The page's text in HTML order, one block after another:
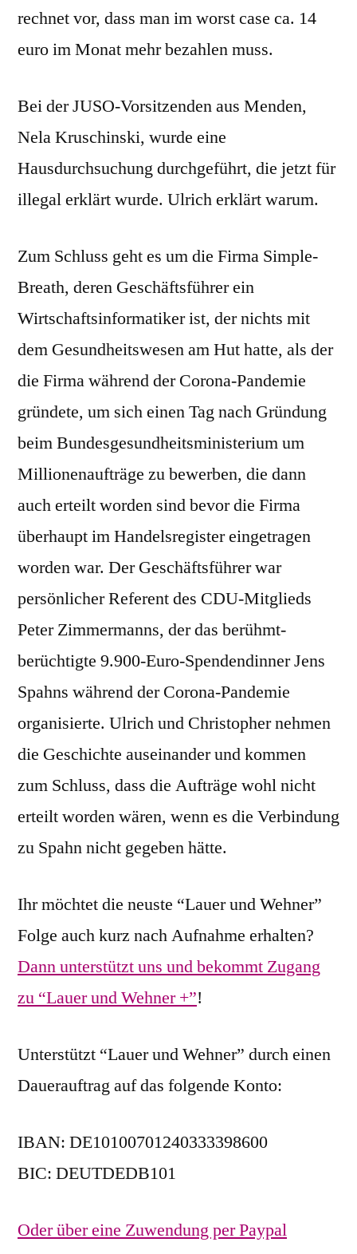
rechnet vor, dass man im worst case ca. 14
euro im Monat mehr bezahlen muss.
Bei der JUSO-Vorsitzenden aus Menden,
Nela Kruschinski, wurde eine
Hausdurchsuchung durchgeführt, die jetzt für
illegal erklärt wurde. Ulrich erklärt warum.
Zum Schluss geht es um die Firma Simple-
Breath, deren Geschäftsführer ein
Wirtschaftsinformatiker ist, der nichts mit
dem Gesundheitswesen am Hut hatte, als der
die Firma während der Corona-Pandemie
gründete, um sich einen Tag nach Gründung
beim Bundesgesundheitsministerium um
Millionenaufträge zu bewerben, die dann
auch erteilt worden sind bevor die Firma
überhaupt im Handelsregister eingetragen
worden war. Der Geschäftsführer war
persönlicher Referent des CDU-Mitglieds
Peter Zimmermanns, der das berühmt-
berüchtigte 9.900-Euro-Spendendinner Jens
Spahns während der Corona-Pandemie
organisierte. Ulrich und Christopher nehmen
die Geschichte auseinander und kommen
zum Schluss, dass die Aufträge wohl nicht
erteilt worden wären, wenn es die Verbindung
zu Spahn nicht gegeben hätte.
Ihr möchtet die neuste “Lauer und Wehner”
Folge auch kurz nach Aufnahme erhalten?
Dann unterstützt uns und bekommt Zugang
zu “Lauer und Wehner +”!
Unterstützt “Lauer und Wehner” durch einen
Dauerauftrag auf das folgende Konto:
IBAN: DE10100701240333398600
BIC: DEUTDEDB101
Oder über eine Zuwendung per Paypal